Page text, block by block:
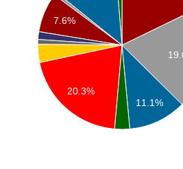
11.1%
7.6%
20.3%